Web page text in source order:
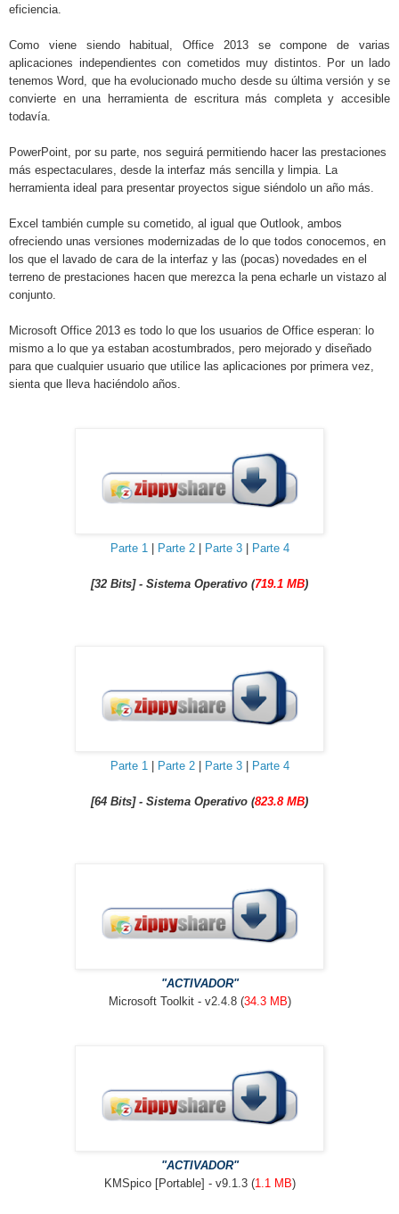
eficiencia.
Como viene siendo habitual, Office 2013 se compone de varias
aplicaciones independientes con cometidos muy distintos. Por un lado
tenemos Word, que ha evolucionado mucho desde su última versión y se
convierte en una herramienta de escritura más completa y accesible
todavía.
PowerPoint, por su parte, nos seguirá permitiendo hacer las prestaciones
más espectaculares, desde la interfaz más sencilla y limpia. La
herramienta ideal para presentar proyectos sigue siéndolo un año más.
Excel también cumple su cometido, al igual que Outlook, ambos
ofreciendo unas versiones modernizadas de lo que todos conocemos, en
los que el lavado de cara de la interfaz y las (pocas) novedades en el
terreno de prestaciones hacen que merezca la pena echarle un vistazo al
conjunto.
Microsoft Office 2013 es todo lo que los usuarios de Office esperan: lo
mismo a lo que ya estaban acostumbrados, pero mejorado y diseñado
para que cualquier usuario que utilice las aplicaciones por primera vez,
sienta que lleva haciéndolo años.
Parte 1| Parte 2| Parte 3| Parte 4
[32 Bits] - Sistema Operativo (719.1 MB)
Parte 1| Parte 2| Parte 3| Parte 4
[64 Bits] - Sistema Operativo (823.8 MB)
"ACTIVADOR"
Microsoft Toolkit - v2.4.8 (34.3 MB)
"ACTIVADOR"
KMSpico [Portable] - v9.1.3 (1.1 MB)